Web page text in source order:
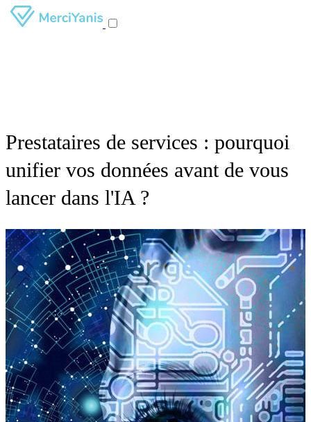
Prestataires de services : pourquoi
unifier vos données avant de vous
lancer dans l'IA ?